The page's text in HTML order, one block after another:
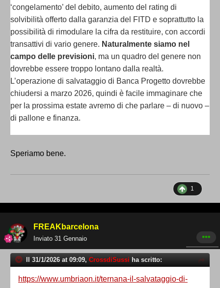
‘congelamento’ del debito, aumento del rating di
solvibilità offerto dalla garanzia del FITD e soprattutto la
possibilità di rimodulare la cifra da restituire, con accordi
transattivi di vario genere. Naturalmente siamo nel
campo delle previsioni, ma un quadro del genere non
dovrebbe essere troppo lontano dalla realtà.
L’operazione di salvataggio di Banca Progetto dovrebbe
chiudersi a marzo 2026, quindi è facile immaginare che
per la prossima estate avremo di che parlare – di nuovo –
di pallone e finanza.
Speriamo bene.
1
FREAKbarcelona
Inviato 31 Gennaio
Il 31/1/2026 at 09:09, CrossdiSussi ha scritto:
https://www.umbriaon.it/ternana-il-salvataggio-di-